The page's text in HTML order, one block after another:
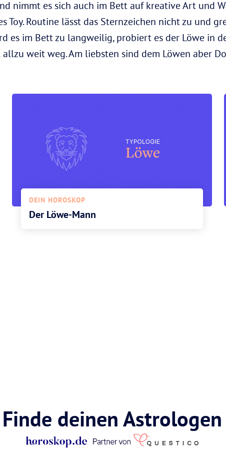
nimmt es sich auch im Bett auf kreative Art und
Toy. Routine lässt das Sternzeichen nicht zu und
es im Bett zu langweilig, probiert es der Löwe in
weit weg. Am liebsten sind dem Löwen aber
DEIN HOROSKOP
Der Löwe-Mann
Finde deinen Astrologen